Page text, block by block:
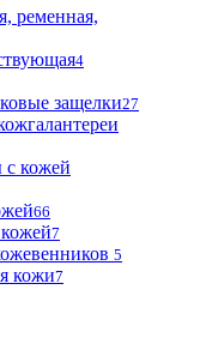
ременная,
4
защелки27
кожей
66
7
5
кожи7